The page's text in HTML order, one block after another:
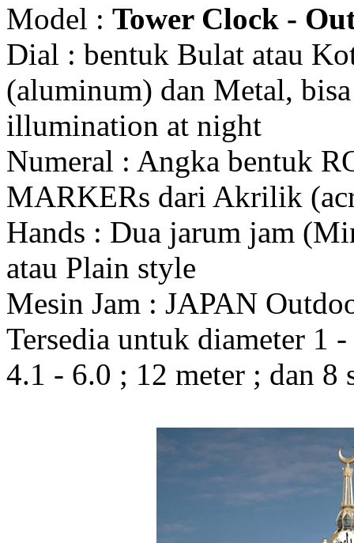
Model : Tower Clock -
Dial : bentuk Bulat atau
(aluminum) dan Metal,
illumination at night
Numeral : Angka bentuk
MARKERs dari Akrilik
Hands : Dua jarum jam
atau Plain style
Mesin Jam : JAPAN
Tersedia untuk diameter 1
4.1 - 6.0 ; 12 meter ; dan 8